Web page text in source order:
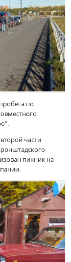
по
части
пикник на